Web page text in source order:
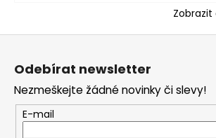
Z
Odebírat newsletter
Nezmeškejte žádné novinky či slevy!
E-mail